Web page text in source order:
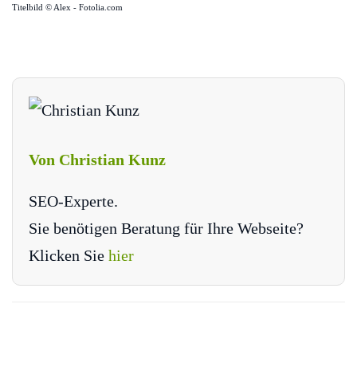
Titelbild © Alex - Fotolia.com
Von Christian Kunz
SEO-Experte.
Sie benötigen Beratung für Ihre Webseite?
Klicken Sie hier